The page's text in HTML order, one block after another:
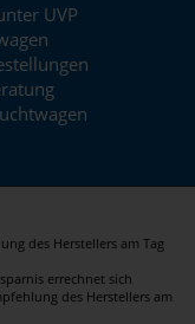
UVP
des Herstellers am Tag
errechnet sich
des Herstellers am